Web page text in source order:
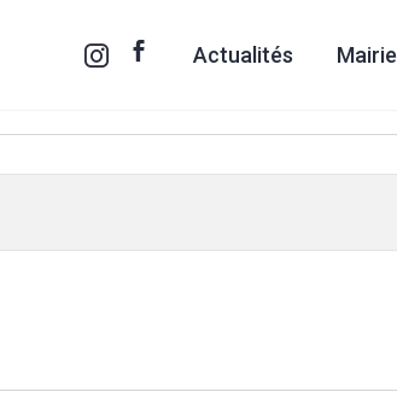
Actualités Mairie